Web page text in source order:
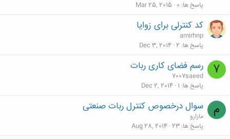
پاسخ ها 0
Mar 25, 2015
کد کنترلی برای زوایا
amirhnp
پاسخ ها 2
Dec 3, 2014
7 رسم فضای کاری ربات
7007saeed
پاسخ ها 1
Dec 2, 2014
م سوال درخصوص کنترل ربات صنعتی
مازارو
پاسخ ها 23
Aug 28, 2014